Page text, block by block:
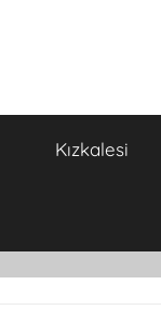
Kızkalesi